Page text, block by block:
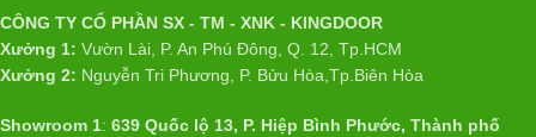
CÔNG TY CỔ PHẦN SX - TM - XNK - KINGDOOR
Xưởng 1: Vườn Lài, P. An Phú Đông, Q. 12, Tp.HCM
Xưởng 2: Nguyễn Tri Phương, P. Bửu Hòa,Tp.Biên Hòa
Showroom 1: 639 Quốc lộ 13, P. Hiệp Bình Phước, Thành phố